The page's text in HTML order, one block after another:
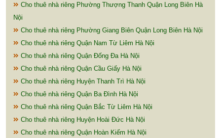
Cho thuê nhà riêng Phường Thượng Thanh Quận Long Biên Hà
Nội
Cho thuê nhà riêng Phường Giang Biên Quận Long Biên Hà Nội
Cho thuê nhà riêng Quận Nam Từ Liêm Hà Nội
Cho thuê nhà riêng Quận Đống Đa Hà Nội
Cho thuê nhà riêng Quận Cầu Giấy Hà Nội
Cho thuê nhà riêng Huyện Thanh Trì Hà Nội
Cho thuê nhà riêng Quận Ba Đình Hà Nội
Cho thuê nhà riêng Quận Bắc Từ Liêm Hà Nội
Cho thuê nhà riêng Huyện Hoài Đức Hà Nội
Cho thuê nhà riêng Quận Hoàn Kiếm Hà Nội